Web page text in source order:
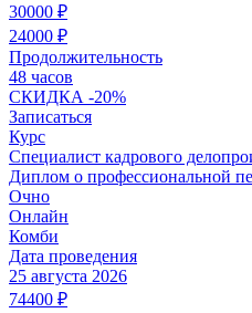
30000 ₽
24000 ₽
Продолжительность
48 часов
СКИДКА -20%
Записаться
Курс
Специалист кадрового
Диплом о профессиональной
Очно
Онлайн
Комби
Дата проведения
25 августа 2026
74400 ₽